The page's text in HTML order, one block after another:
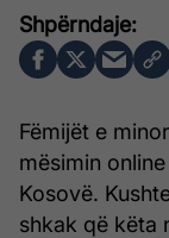
Fëmijët e
mësimin
Kosovë.
shkak që këta